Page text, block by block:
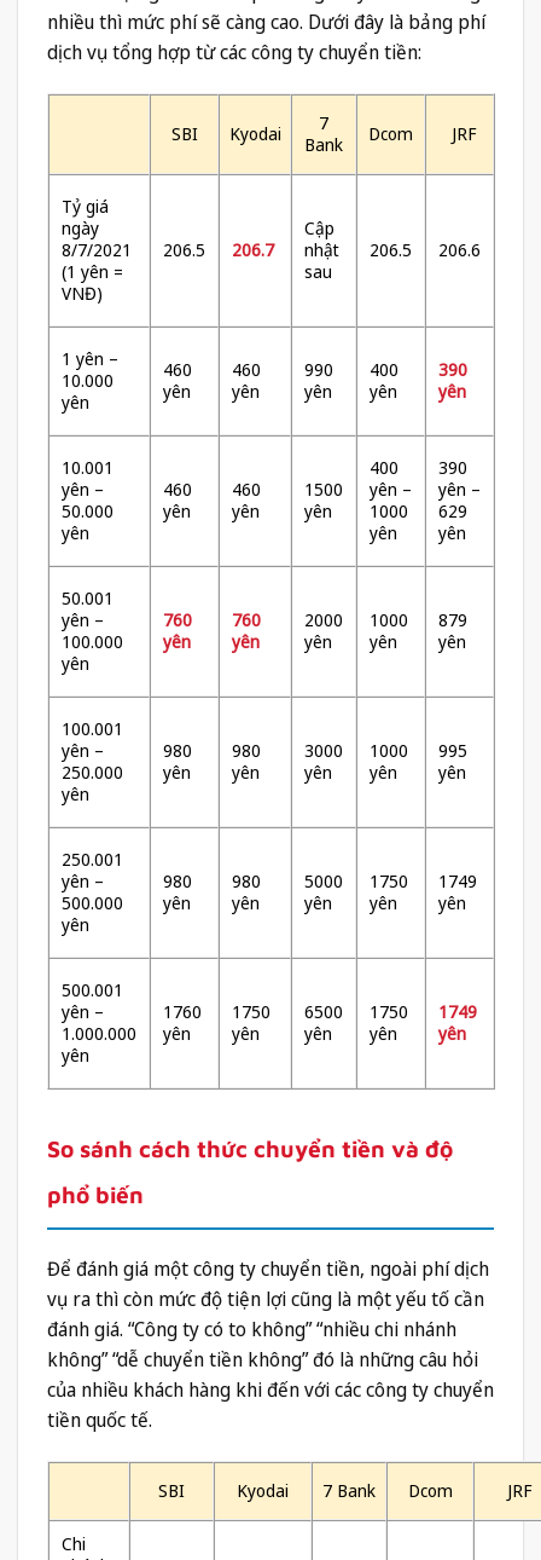
nhiều thì mức phí sẽ càng cao. Dưới đây là bảng phí
dịch vụ tổng hợp từ các công ty chuyển tiền:
SBI Kyodai
7
Bank
Dcom JRF
Tỷ giá
ngày
8/7/2021
(1 yên =
VNĐ)
206.5 206.7
Cập
nhật
sau
206.5 206.6
1 yên –
10.000
yên
460
yên
460
yên
990
yên
400
yên
390
yên
10.001
yên –
50.000
yên
460
yên
460
yên
1500
yên
400
yên –
1000
yên
390
yên –
629
yên
50.001
yên –
100.000
yên
760
yên
760
yên
2000
yên
1000
yên
879
yên
100.001
yên –
250.000
yên
980
yên
980
yên
3000
yên
1000
yên
995
yên
250.001
yên –
500.000
yên
980
yên
980
yên
5000
yên
1750
yên
1749
yên
500.001
yên –
1.000.000
yên
1760
yên
1750
yên
6500
yên
1750
yên
1749
yên
So sánh cách thức chuyển tiền và độ
phổ biến
Để đánh giá một công ty chuyển tiền, ngoài phí dịch
vụ ra thì còn mức độ tiện lợi cũng là một yếu tố cần
đánh giá. “Công ty có to không” “nhiều chi nhánh
không” “dễ chuyển tiền không” đó là những câu hỏi
của nhiều khách hàng khi đến với các công ty chuyển
tiền quốc tế.
SBI Kyodai 7 Bank Dcom JRF
Chi